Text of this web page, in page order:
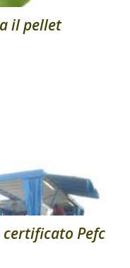
il pellet
Pefc